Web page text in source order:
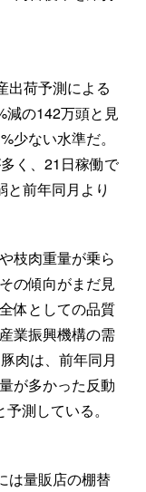
出荷予測による
減の142万頭と見
少ない水準だ。
く、21日稼働で
と前年同月より
枝肉重量が乗ら
の傾向がまだ見
体としての品質
業振興機構の需
肉は、前年同月
が多かった反動
測している。
は量販店の棚替